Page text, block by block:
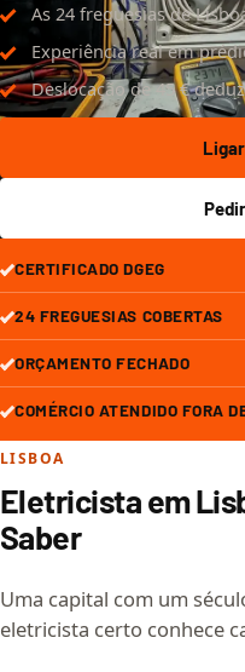
As 24 freguesias de
Experiência real em
Deslocação de 45 €
CERTIFICADO DGEG
24 FREGUESIAS COBERTAS
ORÇAMENTO FECHADO
COMÉRCIO ATENDIDO FORA
LISBOA
Eletricista em
Saber
Uma capital com um
eletricista certo conhece